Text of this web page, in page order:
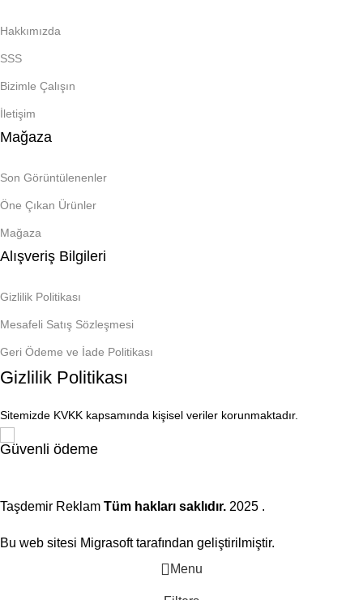
Hakkımızda
SSS
Bizimle Çalışın
İletişim
Mağaza
Son Görüntülenenler
Öne Çıkan Ürünler
Mağaza
Alışveriş Bilgileri
Gizlilik Politikası
Mesafeli Satış Sözleşmesi
Geri Ödeme ve İade Politikası
Gizlilik Politikası
Sitemizde KVKK kapsamında kişisel veriler korunmaktadır.
Güvenli ödeme
Taşdemir Reklam Tüm hakları saklıdır. 2025 .
Bu web sitesi Migrasoft tarafından geliştirilmiştir.
Menu